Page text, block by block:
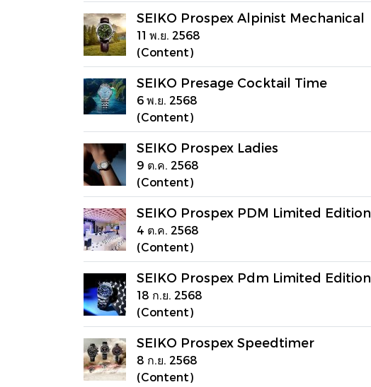
SEIKO Prospex Alpinist Mechanical
11 พ.ย. 2568
(Content)
SEIKO Presage Cocktail Time
6 พ.ย. 2568
(Content)
SEIKO Prospex Ladies
9 ต.ค. 2568
(Content)
SEIKO Prospex PDM Limited Edition
4 ต.ค. 2568
(Content)
SEIKO Prospex Pdm Limited Edition
18 ก.ย. 2568
(Content)
SEIKO Prospex Speedtimer
8 ก.ย. 2568
(Content)